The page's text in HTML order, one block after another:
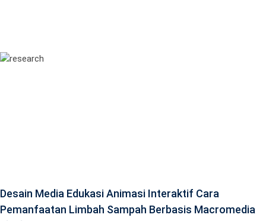
Desain Media Edukasi Animasi Interaktif Cara
Pemanfaatan Limbah Sampah Berbasis Macromedia